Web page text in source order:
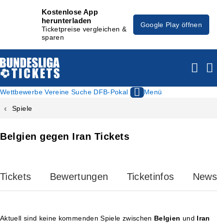
Kostenlose App
herunterladen
Ticketpreise vergleichen &
sparen
Google Play öffnen
Wettbewerbe Vereine Suche DFB-Pokal Menü
Belgien gegen Iran Tickets
Spiele
Tickets Bewertungen Ticketinfos News
Aktuell sind keine kommenden Spiele zwischen Belgien und Iran